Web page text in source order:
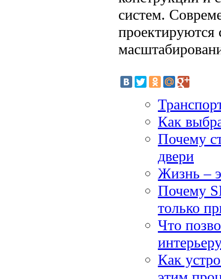
систем.
Как
Почему
двери
Жизнь –
Почему
только
Что
Как